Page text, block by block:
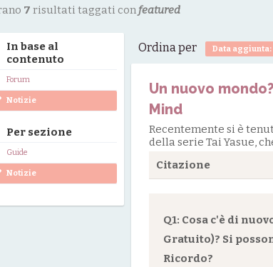
7 risultati taggati con featured
In base al
contenuto
Forum
Notizie
Per sezione
Guide
Notizie
Ordina per Data aggiunta:
Un nuovo
Mind
Recentemente si è
della serie Tai Yasue,
Citazione
Q1: Cosa c'è di
Gratuito)? Si
Ricordo?